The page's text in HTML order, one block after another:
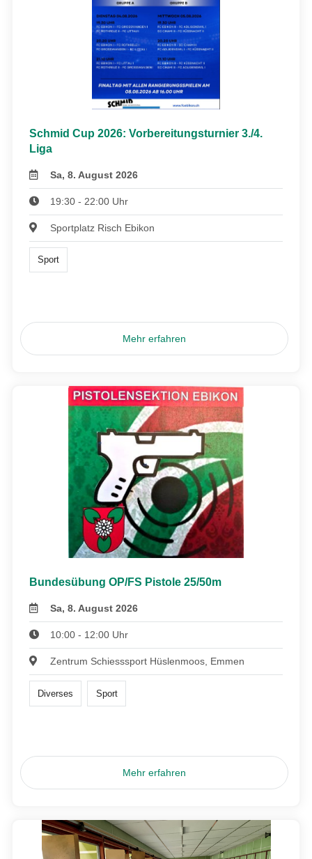
Schmid Cup 2026: Vorbereitungsturnier 3./4.
Liga
Sa, 8. August 2026
19:30 - 22:00 Uhr
Sportplatz Risch Ebikon
Sport
Mehr erfahren
Bundesübung OP/FS Pistole 25/50m
Sa, 8. August 2026
10:00 - 12:00 Uhr
Zentrum Schiesssport Hüslenmoos, Emmen
Diverses Sport
Mehr erfahren